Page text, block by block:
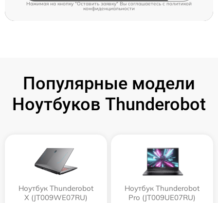
Нажимая на кнопку "Оставить заявку" Вы соглашаетесь c политикой
конфиденциальности
Популярные модели
Ноутбуков Thunderobot
Ноутбук Thunderobot
X (JT009WE07RU)
Ноутбук Thunderobot
Pro (JT009UE07RU)